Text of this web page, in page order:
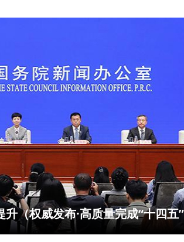
（权威发布·高质量完成“十四五